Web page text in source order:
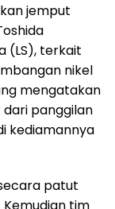
jemput
(LS), terkait
nikel
mengatakan
dari panggilan
kediamannya
patut
tim